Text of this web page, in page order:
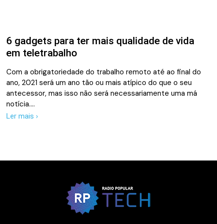
6 gadgets para ter mais qualidade de vida
em teletrabalho
Com a obrigatoriedade do trabalho remoto até ao final do
ano, 2021 será um ano tão ou mais atípico do que o seu
antecessor, mas isso não será necessariamente uma má
notícia.…
Ler mais ›